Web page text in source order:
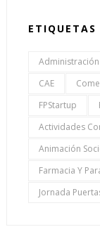
ETIQUETAS
Administración
CAE
FPStartup
Actividades
Animación
Farmacia Y
Jornada